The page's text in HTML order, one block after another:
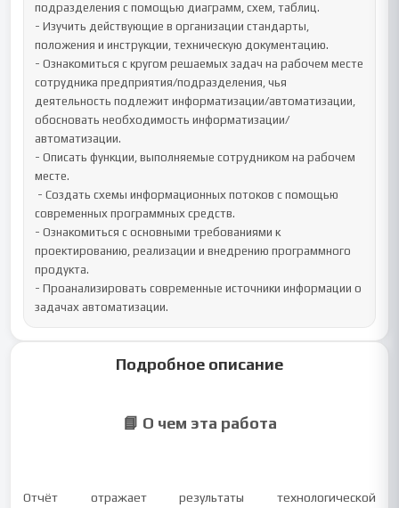
подразделения с помощью диаграмм, схем, таблиц.
- Изучить действующие в организации стандарты,
положения и инструкции, техническую документацию.
- Ознакомиться с кругом решаемых задач на рабочем месте
сотрудника предприятия/подразделения, чья
деятельность подлежит информатизации/автоматизации,
обосновать необходимость информатизации/
автоматизации.
- Описать функции, выполняемые сотрудником на рабочем
месте.
современных программных средств.
- Ознакомиться с основными требованиями к
проектированию, реализации и внедрению программного
продукта.
- Проанализировать современные источники информации о
задачах автоматизации.
Подробное описание
📘 О чем эта работа
Отчёт отражает результаты технологической